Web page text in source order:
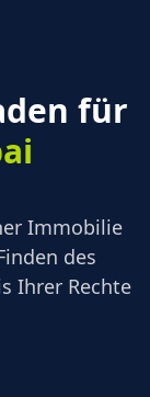
für
Immobilie
des
Ihrer Rechte